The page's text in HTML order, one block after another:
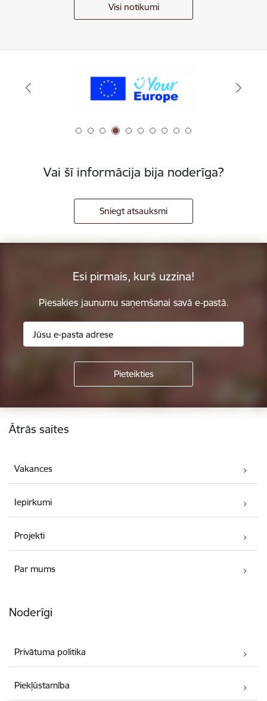
Visi notikumi
Vai šī informācija bija noderīga?
Sniegt atsauksmi
Esi pirmais, kurš uzzina!
Piesakies jaunumu saņemšanai savā e-pastā.
Kājene
Ātrās saites
Vakances
Iepirkumi
Projekti
Par mums
Noderīgi
Privātuma politika
Piekļūstamība